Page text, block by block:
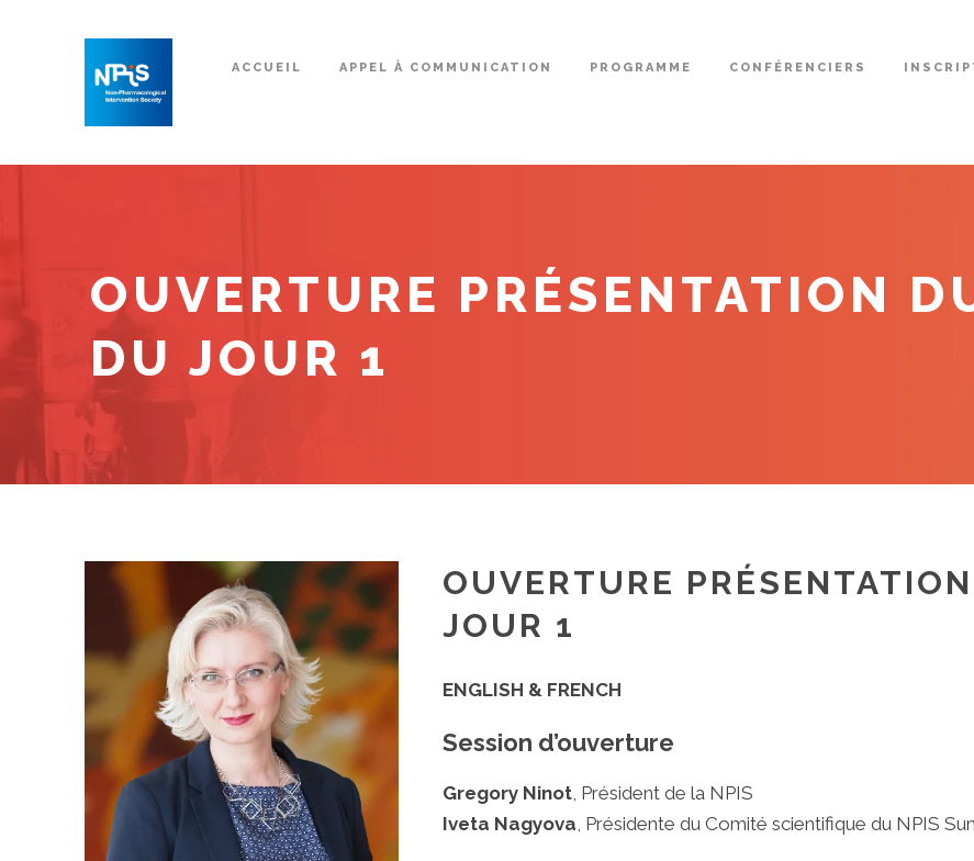
ACCUEIL APPEL À COMMUNICATION PROGRAMME CONFÉRENCIERS
OUVERTURE PRÉSENTATION
DU JOUR 1
OUVERTURE
JOUR 1
ENGLISH & FRENCH
Session d’ouverture
Gregory Ninot, Président de la NPIS
Iveta Nagyova, Présidente du Comité scientifique du NPIS